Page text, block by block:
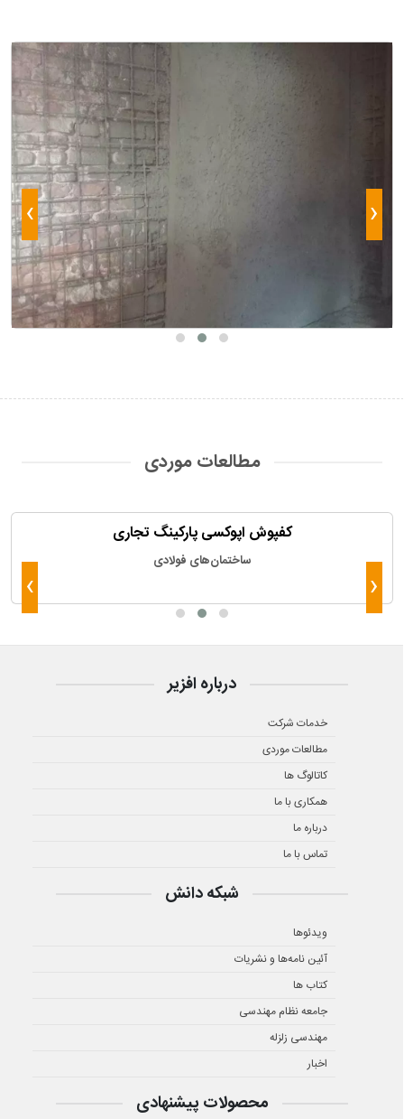
‹
›
مطالعات موردی
کفپوش اپوکسی پارکینگ تجاری
ساختمان‌های فولادی
‹
›
درباره افزیر
خدمات شرکت
مطالعات موردی
کاتالوگ ها
همکاری با ما
درباره ما
تماس با ما
شبکه دانش
ویدئوها
آئین نامه‌ها و نشریات
کتاب ها
جامعه نظام مهندسی
مهندسی زلزله
اخبار
محصولات پیشنهادی